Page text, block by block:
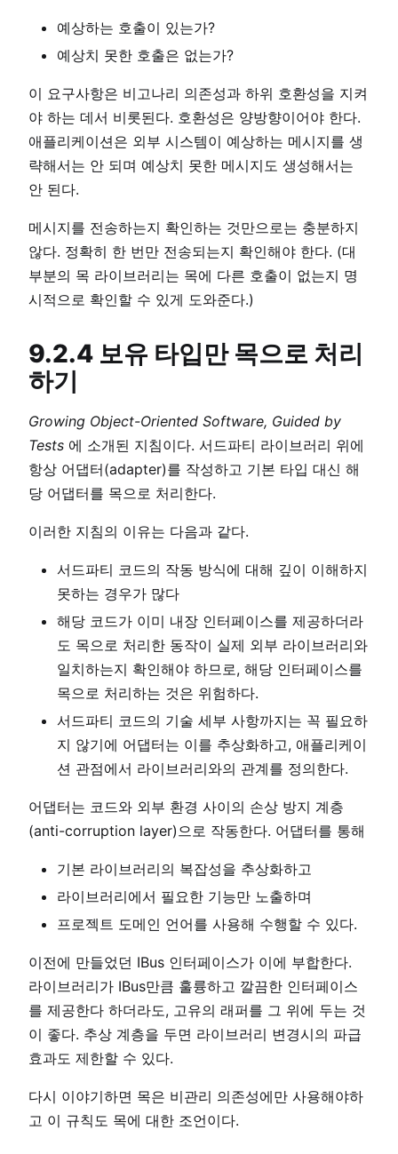
예상하는 호출이 있는가?
예상치 못한 호출은 없는가?
이 요구사항은 비고나리 의존성과 하위 호환성을 지켜
야 하는 데서 비롯된다. 호환성은 양방향이어야 한다.
애플리케이션은 외부 시스템이 예상하는 메시지를 생
략해서는 안 되며 예상치 못한 메시지도 생성해서는
안 된다.
메시지를 전송하는지 확인하는 것만으로는 충분하지
않다. 정확히 한 번만 전송되는지 확인해야 한다. (대
부분의 목 라이브러리는 목에 다른 호출이 없는지 명
시적으로 확인할 수 있게 도와준다.)
9.2.4 보유 타입만 목으로 처리
하기
Growing Object-Oriented Software, Guided by
Tests 에 소개된 지침이다. 서드파티 라이브러리 위에
항상 어댑터(adapter)를 작성하고 기본 타입 대신 해
당 어댑터를 목으로 처리한다.
이러한 지침의 이유는 다음과 같다.
서드파티 코드의 작동 방식에 대해 깊이 이해하지
못하는 경우가 많다
해당 코드가 이미 내장 인터페이스를 제공하더라
도 목으로 처리한 동작이 실제 외부 라이브러리와
일치하는지 확인해야 하므로, 해당 인터페이스를
목으로 처리하는 것은 위험하다.
서드파티 코드의 기술 세부 사항까지는 꼭 필요하
지 않기에 어댑터는 이를 추상화하고, 애플리케이
션 관점에서 라이브러리와의 관계를 정의한다.
어댑터는 코드와 외부 환경 사이의 손상 방지 계층
(anti-corruption layer)으로 작동한다. 어댑터를 통해
기본 라이브러리의 복잡성을 추상화하고
라이브러리에서 필요한 기능만 노출하며
프로젝트 도메인 언어를 사용해 수행할 수 있다.
이전에 만들었던 IBus 인터페이스가 이에 부합한다.
라이브러리가 IBus만큼 훌륭하고 깔끔한 인터페이스
를 제공한다 하더라도, 고유의 래퍼를 그 위에 두는 것
이 좋다. 추상 계층을 두면 라이브러리 변경시의 파급
효과도 제한할 수 있다.
다시 이야기하면 목은 비관리 의존성에만 사용해야하
고 이 규칙도 목에 대한 조언이다.